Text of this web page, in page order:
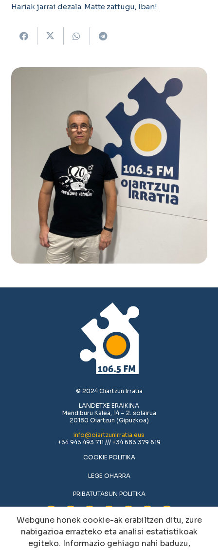
Hariak jarrai dezala. Matte zattugu, Iban!
© 2024 Oiartzun Irratia
LANDETXE ERAIKINA
Mendiburu Kalea, 14 – 2. solairua
20180 Oiartzun (Gipuzkoa)
info@oiartzunirratia.eus
+34 943 493 711 /// +34 683 379 619
COOKIE POLITIKA
LEGE OHARRA
PRIBATUTASUN POLITIKA
Webgune honek cookie-ak erabiltzen ditu, zure
nabigazioa errazteko eta analisi estatistikoak
egiteko. Informazio gehiago nahi baduzu,